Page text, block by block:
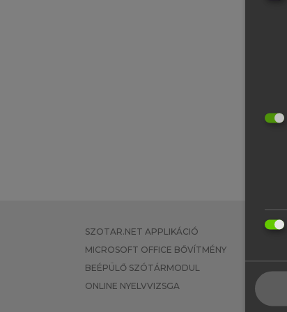
SZOTAR.NET APPLIKÁCIÓ
MICROSOFT OFFICE BŐVÍTMÉNY
BEÉPÜLŐ SZÓTÁRMODUL
ONLINE NYELVVIZSGA